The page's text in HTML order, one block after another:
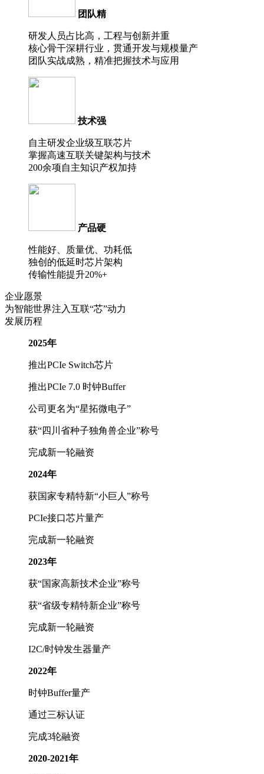
团队精
研发人员占比高，工程与创新并重
核心骨干深耕行业，贯通开发与规模量产
团队实战成熟，精准把握技术与应用
技术强
自主研发企业级互联芯片
掌握高速互联关键架构与技术
200余项自主知识产权加持
产品硬
性能好、质量优、功耗低
独创的低延时芯片架构
传输性能提升20%+
企业愿景
为智能世界注入互联“芯”动力
发展历程
2025年
推出PCIe Switch芯片
推出PCIe 7.0 时钟Buffer
公司更名为“星拓微电子”
获“四川省种子独角兽企业”称号
完成新一轮融资
2024年
获国家专精特新“小巨人”称号
PCIe接口芯片量产
完成新一轮融资
2023年
获“国家高新技术企业”称号
获“省级专精特新企业”称号
完成新一轮融资
I2C/时钟发生器量产
2022年
时钟Buffer量产
通过三标认证
完成3轮融资
2020-2021年